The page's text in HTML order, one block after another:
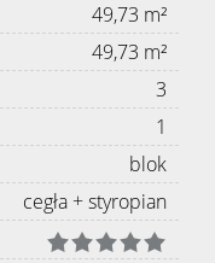
49,73 m²
49,73 m²
3
1
blok
cegła + styropian